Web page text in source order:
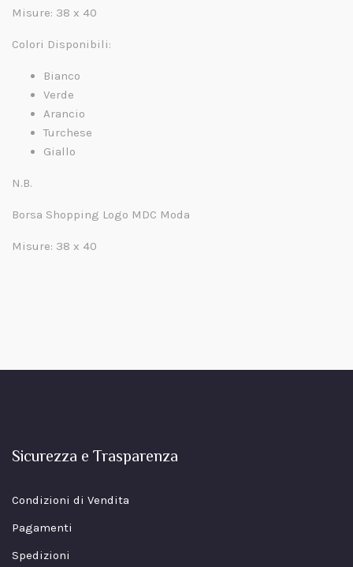
Misure: 38 x 40
Colori Disponibili:
Bianco
Verde
Arancio
Turchese
Giallo
N.B.
Borsa Shopping Logo MDC Moda
Misure: 38 x 40
Sicurezza e Trasparenza
Condizioni di Vendita
Pagamenti
Spedizioni